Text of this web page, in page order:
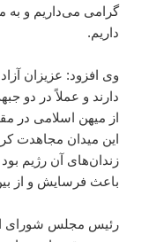
گرامی می‌داریم و
داریم.
وی افزود: عزیزان
دارند و عملاً در دو
از میهن اسلامی در
این میدان مجاهدت
زندان‌های آن رژیم
باعث فرسایش و از
رئیس مجلس شورای